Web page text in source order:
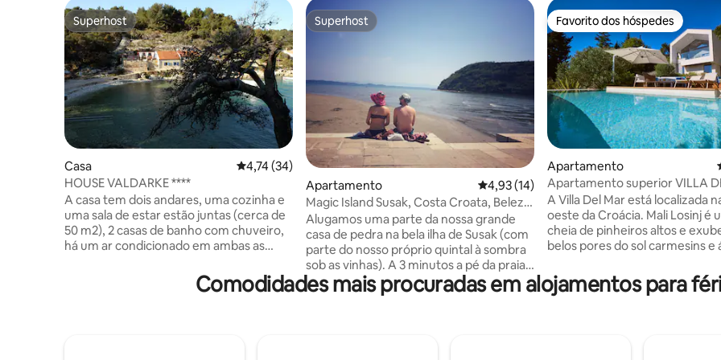
Superhost
Superhost
Casa Classificação média de 4,74 em 5 estrelas, 34avaliações
4,74 (34)
HOUSE VALDARKE ****
A casa tem dois andares, uma cozinha e
uma sala de estar estão juntas (cerca de
50 m2), 2 casas de banho com chuveiro,
há um ar condicionado em ambas as
Um terraço de 130 m2, chuveiro, grelha,
sala de jantar, área de banhos de sol...
Superhost
Superhost
Apartamento Classificação média de 4,93 em 5 estrelas,
4,93 (14)
Magic Island Susak, Costa Croata, Beleza
Natural
Alugamos uma parte da nossa grande
casa de pedra na bela ilha de Susak (com
parte do nosso próprio quintal à sombra
sob as vinhas). A 3 minutos a pé da praia
principal de Susak. Simples, moderno e
limpo, com ar condicionado, cozinha
Favorito dos hóspedes
Favorito dos hóspedes
Apartamento
Apartamento superior VILLA
A Villa Del Mar está localizada
oeste da Croácia. Mali Losinj é
cheia de pinheiros altos e
belos pores do sol carmesins e
2021, estes apartamentos com
o mar e piscina aquecida
jacuzzi externa localizada no
Comodidades mais procuradas em alojamentos para